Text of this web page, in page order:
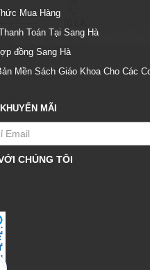
Mua Hàng
Toán Tại Sang Hà
đồng Sang Hà
Mền Sách Giáo Khoa Cho Các
MÃI
CHÚNG TÔI